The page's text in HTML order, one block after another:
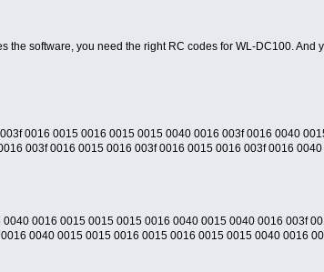
the software, you need the right RC codes for WL-DC100. And
0016 0015 0016 0015 0015 0040 0016 003f 0016 0040
003f 0016 0015 0016 003f 0016 0015 0016 003f 0016
0016 0015 0015 0015 0016 0040 0015 0040 0016 003f
0040 0015 0015 0016 0015 0016 0015 0015 0040 0016